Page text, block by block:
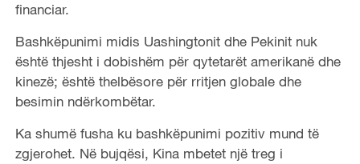
financiar.
Bashkëpunimi midis Uashingtonit dhe Pekinit nuk
është thjesht i dobishëm për qytetarët amerikanë dhe
kinezë; është thelbësore për rritjen globale dhe
besimin ndërkombëtar.
Ka shumë fusha ku bashkëpunimi pozitiv mund të
zgjerohet. Në bujqësi, Kina mbetet një treg i